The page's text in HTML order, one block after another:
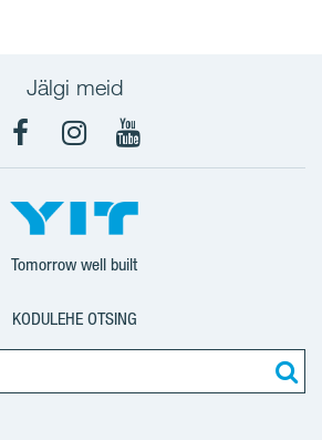
Jälgi meid
FacebookInstagram
YouTube
Tomorrow well built
KODULEHE OTSING